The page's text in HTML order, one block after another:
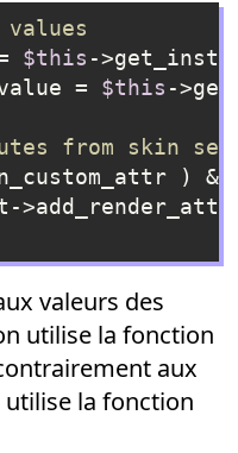
$this -
= $this -
from skin
)
)
valeurs des
utilise la fonction
aux
la fonction